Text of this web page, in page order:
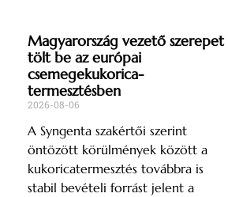
Magyarország vezető szerepet
tölt be az európai
csemegekukorica-
termesztésben
2026-08-06
A Syngenta szakértői szerint
öntözött körülmények között a
kukoricatermesztés továbbra is
stabil bevételi forrást jelent a